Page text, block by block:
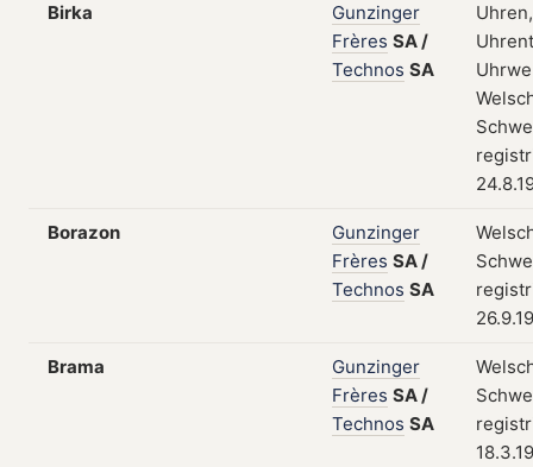
Birka
Gunzinger
Frères SA/
Technos SA
Uhren,
Borazon
Gunzinger
Frères SA/
Technos SA
Brama
Gunzinger
Frères SA/
Technos SA